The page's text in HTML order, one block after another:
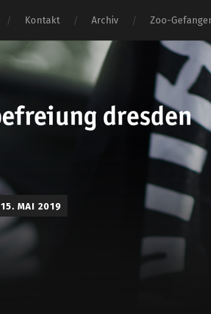
Kontakt Archiv Zoo-
tierbefreiung
dresden
15. MAI 2019